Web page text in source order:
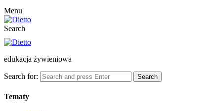
Menu
Search
edukacja żywieniowa
Search for: Search
Tematy